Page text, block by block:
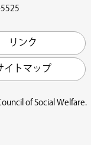
リンク
イトマップ
of Social Welfare.